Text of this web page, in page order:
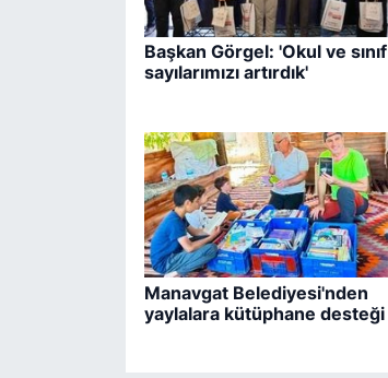
Başkan Görgel: 'Okul ve sınıf
sayılarımızı artırdık'
Manavgat Belediyesi'nden
yaylalara kütüphane desteği